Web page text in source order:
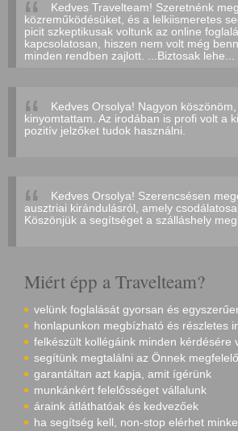
Kedves Travelteam! Szeretnénk
közreműködésüket, és a lelkiismeretes
picit szkeptikusak voltunk az online
kapcsolatosan, hiszen nem volt még
minden rendben zajlott. ...Biztosak lehe...
Kedves Orsolya! Nagyon
kinyomtattam. Az irodában is profi volt a
pozitív jelzőket tudok használni.
Kedves Orsolya! Szerencsésen
ausztriai kirándulásról, amely
Köszönjük a segítséget a szálláshely
Miért épp a Travelteam?
velünk foglalását gyorsan és
honlapunkon megbízható és részletes
felkészült kollégáink minden kérdésére
segítünk megtalálni az Önnek
garantáltan azt kapja, amit ígérünk
munkánkért felelősséget vállalunk
áraink átláthatóak és kedvezőek
ha segítség kell, non-stop elérhet